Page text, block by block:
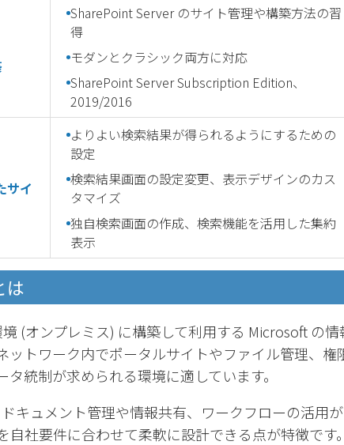
SharePoint Server のサイト管理や構築方法の習
得
モダンとクラシック両方に対応
SharePoint Server Subscription Edition、
2019/2016
サイ
よりよい検索結果が得られるようにするための
設定
検索結果画面の設定変更、表示デザインのカス
タマイズ
独自検索画面の作成、検索機能を活用した集約
表示
は
(オンプレミス) に構築して利用する Microsoft の情
ットワーク内でポータルサイトやファイル管理、権
統制が求められる環境に適しています。
キュメント管理や情報共有、ワークフローの活用が
自社要件に合わせて柔軟に設計できる点が特徴です